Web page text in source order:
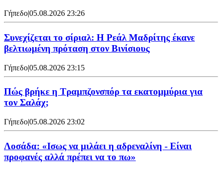
Γήπεδο|05.08.2026 23:26
Συνεχίζεται το σίριαλ: Η Ρεάλ Μαδρίτης έκανε
βελτιωμένη πρόταση στον Βινίσιους
Γήπεδο|05.08.2026 23:15
Πώς βρήκε η Τραμπζονσπόρ τα εκατομμύρια για
τον Σαλάχ;
Γήπεδο|05.08.2026 23:02
Λοσάδα: «Ισως να μιλάει η αδρεναλίνη - Είναι
προφανές αλλά πρέπει να το πω»